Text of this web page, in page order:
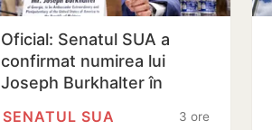
Oficial: Senatul SUA a
confirmat numirea lui
Joseph Burkhalter în
Republica…
3 ore
SENATUL SUA